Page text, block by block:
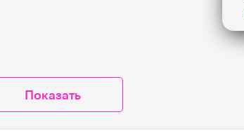
Показать